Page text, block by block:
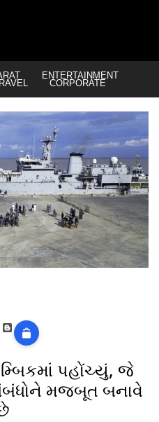
ENTERTAINMENT
CORPORATE
પહોંચ્યું, જે
સંબંધોને મજબૂત બનાવે